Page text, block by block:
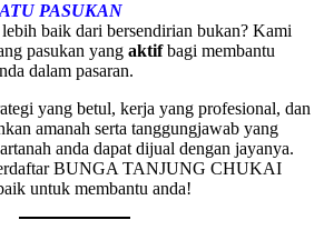
PASUKAN
baik dari bersendirian bukan? Kami
pasukan yang aktifbagi membantu
dalam pasaran.
yang betul, kerja yang profesional, dan
amanah serta tanggungjawab yang
anda dapat dijual dengan jayanya.
BUNGA TANJUNG CHUKAI
untuk membantu anda!